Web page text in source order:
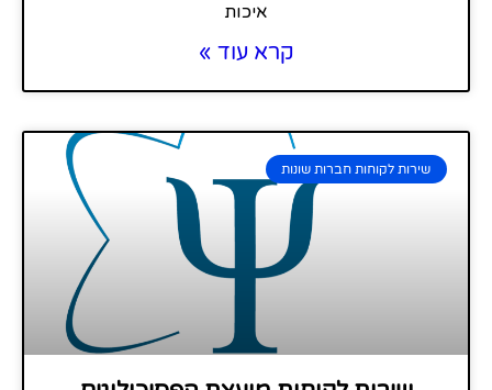
איכות
קרא עוד »
שירות לקוחות חברות שונות